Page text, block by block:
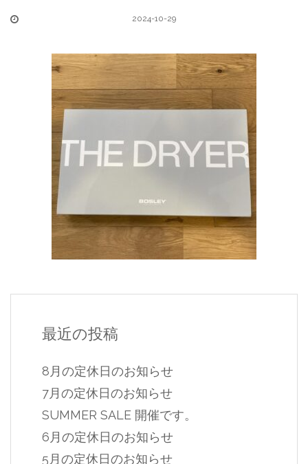
2024-10-29
最近の投稿
8月の定休日のお知らせ
7月の定休日のお知らせ
SUMMER SALE 開催です。
6月の定休日のお知らせ
5月の定休日のお知らせ